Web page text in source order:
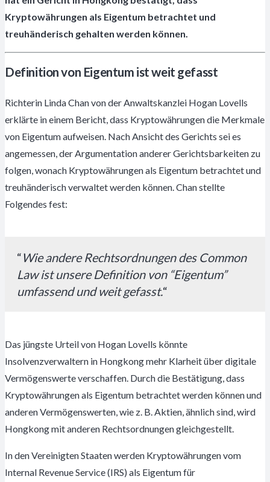
Kryptowährungen als Eigentum betrachtet und
treuhänderisch gehalten werden können.
Definition von Eigentum ist weit gefasst
Richterin Linda Chan von der Anwaltskanzlei Hogan Lovells
erklärte in einem Bericht, dass Kryptowährungen die Merkmale
von Eigentum aufweisen. Nach Ansicht des Gerichts sei es
angemessen, der Argumentation anderer Gerichtsbarkeiten zu
folgen, wonach Kryptowährungen als Eigentum betrachtet und
treuhänderisch verwaltet werden können. Chan stellte
Folgendes fest:
“Wie andere Rechtsordnungen des Common
Law ist unsere Definition von “Eigentum”
umfassend und weit gefasst.“
Das jüngste Urteil von Hogan Lovells könnte
Insolvenzverwaltern in Hongkong mehr Klarheit über digitale
Vermögenswerte verschaffen. Durch die Bestätigung, dass
Kryptowährungen als Eigentum betrachtet werden können und
anderen Vermögenswerten, wie z. B. Aktien, ähnlich sind, wird
Hongkong mit anderen Rechtsordnungen gleichgestellt.
In den Vereinigten Staaten werden Kryptowährungen vom
Internal Revenue Service (IRS) als Eigentum für